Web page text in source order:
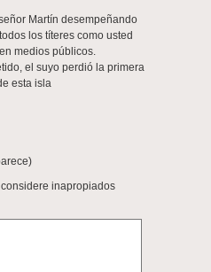
Martín desempeñando
los títeres como usted
medios públicos.
el suyo perdió la primera
esta isla
inapropiados